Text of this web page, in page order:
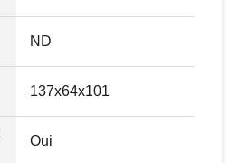
ND
137x64x101
Oui